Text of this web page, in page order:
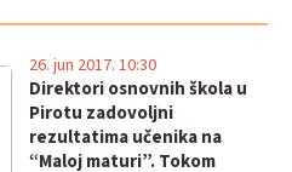
Direktori osnovnih škola u
Pirotu zadovoljni
rezultatima učenika na
“Maloj maturi”. Tokom
26. jun 2017. 10:30